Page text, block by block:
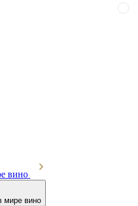
вино
мире вино